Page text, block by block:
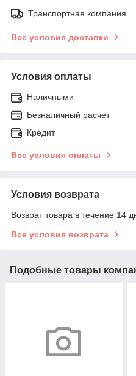
Транспортная компания
Все условия доставки
Условия оплаты
Наличными
Безналичный расчет
Кредит
Все условия оплаты
Условия возврата
Возврат товара в течение 14
Все условия возврата
Подобные товары